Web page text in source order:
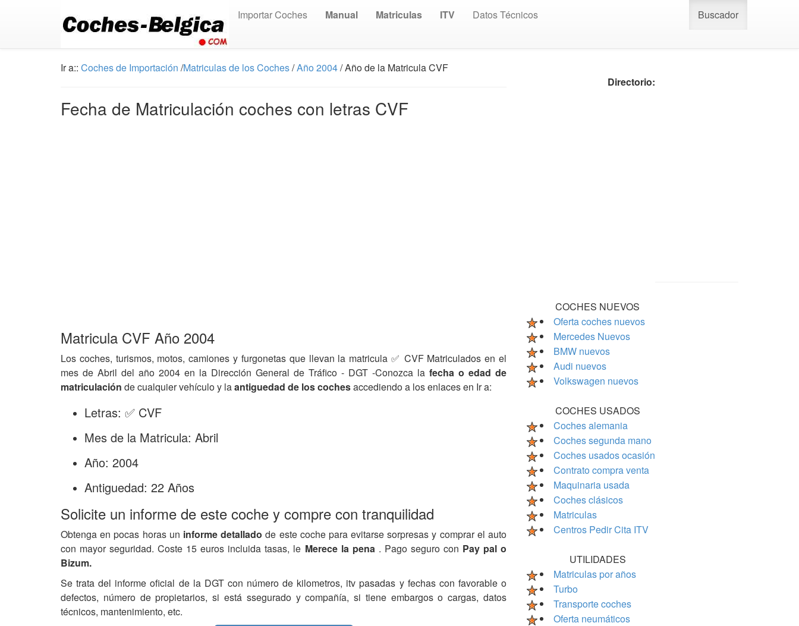
Importar Coches Manual Matriculas ITV Datos Técnicos Buscador
Ir a:: Coches de Importación /Matriculas de los Coches/Año 2004/ Año de la Matricula CVF
Fecha de Matriculación coches con letras CVF
Matricula CVF Año 2004
Los coches, turismos, motos, camiones y furgonetas que llevan la matricula ✅ CVF Matriculados en el
mes de Abril del año 2004 en la Dirección General de Tráfico - DGT -Conozca la fecha o edad de
matriculación de cualquier vehículo y laantiguedad de los cochesaccediendo a los enlaces en Ir a:
Letras: ✅ CVF
Mes de la Matricula: Abril
Año: 2004
Antiguedad: 22 Años
Solicite un informe de este coche y compre con tranquilidad
Obtenga en pocas horas un informe detalladode este coche para evitarse sorpresas y comprar el auto
con mayor seguridad. Coste 15 euros incluida tasas, le Merece la pena . Pago seguro con Pay pal o
Bizum.
Se trata del informe oficial de la DGT con número de kilometros, itv pasadas y fechas con favorable o
defectos, número de propietarios, si está ssegurado y compañía, si tiene embargos o cargas, datos
técnicos, mantenimiento, etc.
Directorio:
COCHES NUEVOS
Oferta coches nuevos
Mercedes Nuevos
BMW nuevos
Audi nuevos
Volkswagen nuevos
COCHES USADOS
Coches alemania
Coches segunda mano
Coches usados ocasión
Contrato compra venta
Maquinaria usada
Coches clásicos
Matriculas
Centros Pedir Cita ITV
UTILIDADES
Matriculas por años
Turbo
Transporte coches
Oferta neumáticos